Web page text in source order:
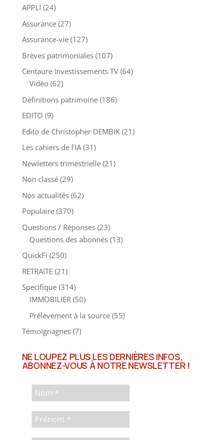
APPLI (24)
Assurance(27)
Assurance-vie(127)
Brèves patrimoniales(107)
Centaure Investissements TV(64)
Vidéo(62)
Définitions patrimoine(186)
EDITO (9)
Edito de Christopher DEMBIK(21)
Les cahiers de l’IA(31)
Newletters trimestrielle(21)
Non classé(29)
Nos actualités(62)
Populaire(370)
Questions / Réponses(23)
Questions des abonnés(13)
QuickFi (250)
RETRAITE(21)
Specifique(314)
IMMOBILIER(50)
Prélèvement à la source(55)
Témoignagnes(7)
NE LOUPEZ PLUS LES DERNIÈRES INFOS,
ABONNEZ-VOUS À NOTRE NEWSLETTER !